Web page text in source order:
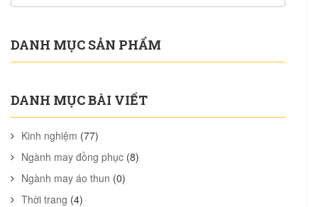
DANH MỤC SẢN PHẨM
DANH MỤC BÀI VIẾT
Kinh nghiệm (77)
Ngành may đồng phục (8)
Ngành may áo thun (0)
Thời trang (4)